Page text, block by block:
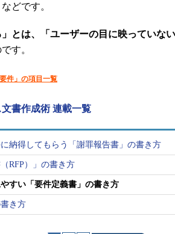
どです。
」とは、「ユーザーの目に映っていな
す。
件」の項目一覧
書作成術 連載一覧
納得してもらう「謝罪報告書」の書き方
RFP）」の書き方
すい「要件定義書」の書き方
き方